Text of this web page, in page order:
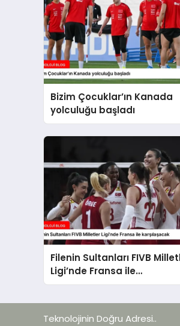
Bizim Çocuklar’ın Kanada
yolculuğu başladı
Filenin Sultanları FIVB
Ligi’nde Fransa ile
karşılaşacak
Teknolojinin Doğru Adresi..